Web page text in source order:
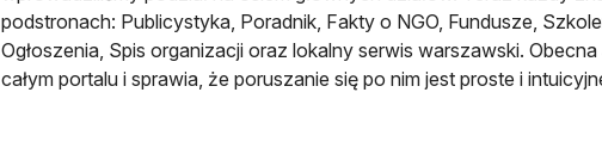
podstronach: Publicystyka, Poradnik, Fakty o NGO, Fundusze,
Ogłoszenia, Spis organizacji oraz lokalny serwis warszawski.
całym portalu i sprawia, że poruszanie się po nim jest proste i